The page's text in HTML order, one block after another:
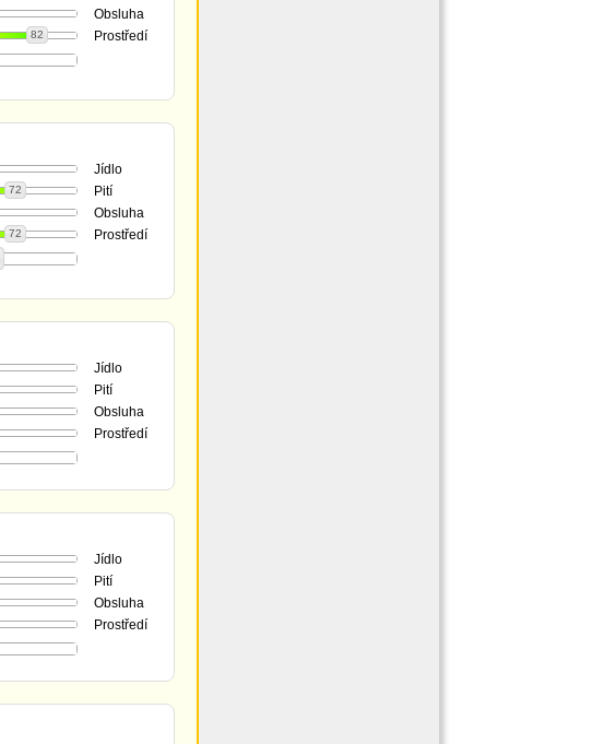
Obsluha
82 Prostředí
Jídlo
72 Pití
Obsluha
72 Prostředí
Jídlo
Pití
Obsluha
Prostředí
Jídlo
Pití
Obsluha
Prostředí